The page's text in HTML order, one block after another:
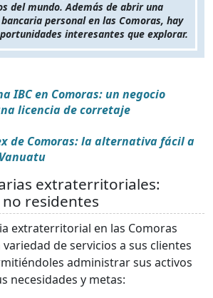
del mundo. Además de abrir una
personal en las Comoras, hay
interesantes que explorar.
IBC en Comoras: un negocio
licencia de corretaje
de Comoras: la alternativa fácil a
extraterritoriales:
residentes
extraterritorial en las Comoras
de servicios a sus clientes
administrar sus activos
necesidades y metas: